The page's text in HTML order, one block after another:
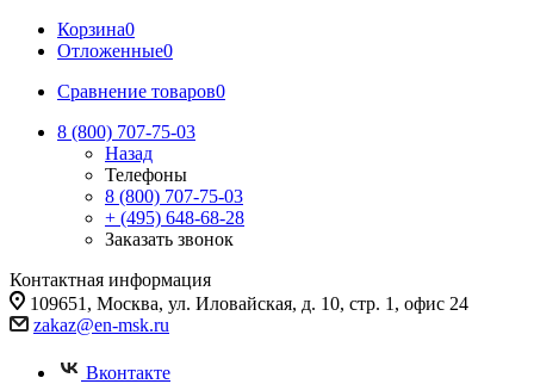
Корзина0
Отложенные0
Сравнение товаров0
8 (800) 707-75-03
Назад
Телефоны
8 (800) 707-75-03
+ (495) 648-68-28
Заказать звонок
Контактная информация
109651, Москва, ул. Иловайская, д. 10, стр. 1, офис 24
zakaz@en-msk.ru
Вконтакте